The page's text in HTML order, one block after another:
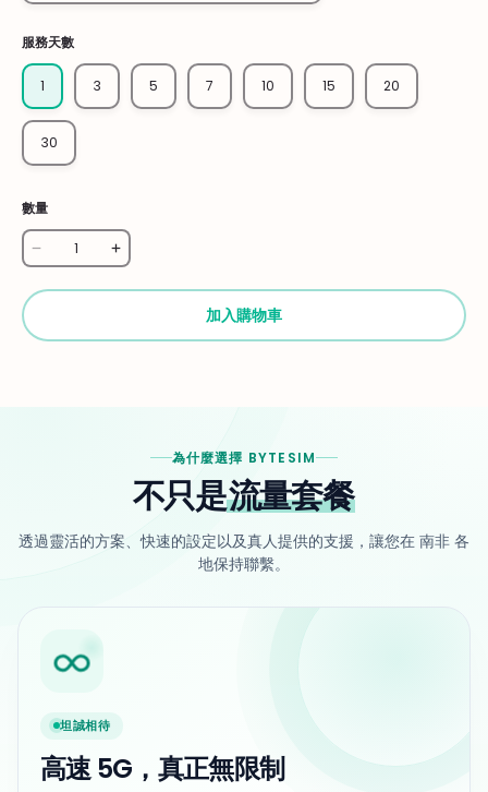
服務天數
1 3 5 7 10 15 20
30
數量
加入購物車
為什麼選擇 BYTESIM
不只是流量套餐
透過靈活的方案、快速的設定以及真人提供的支援，讓您在 南非 各
地保持聯繫。
坦誠相待
高速 5G，真正無限制